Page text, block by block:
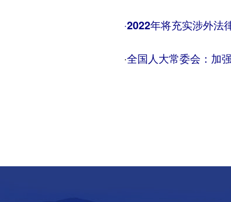
·2022年将充实涉外法
·全国人大常委会：加